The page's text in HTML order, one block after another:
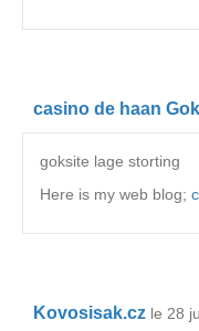
casino de haan
goksite lage storting
Here is my web blog;
Kovosisak.cz le 28